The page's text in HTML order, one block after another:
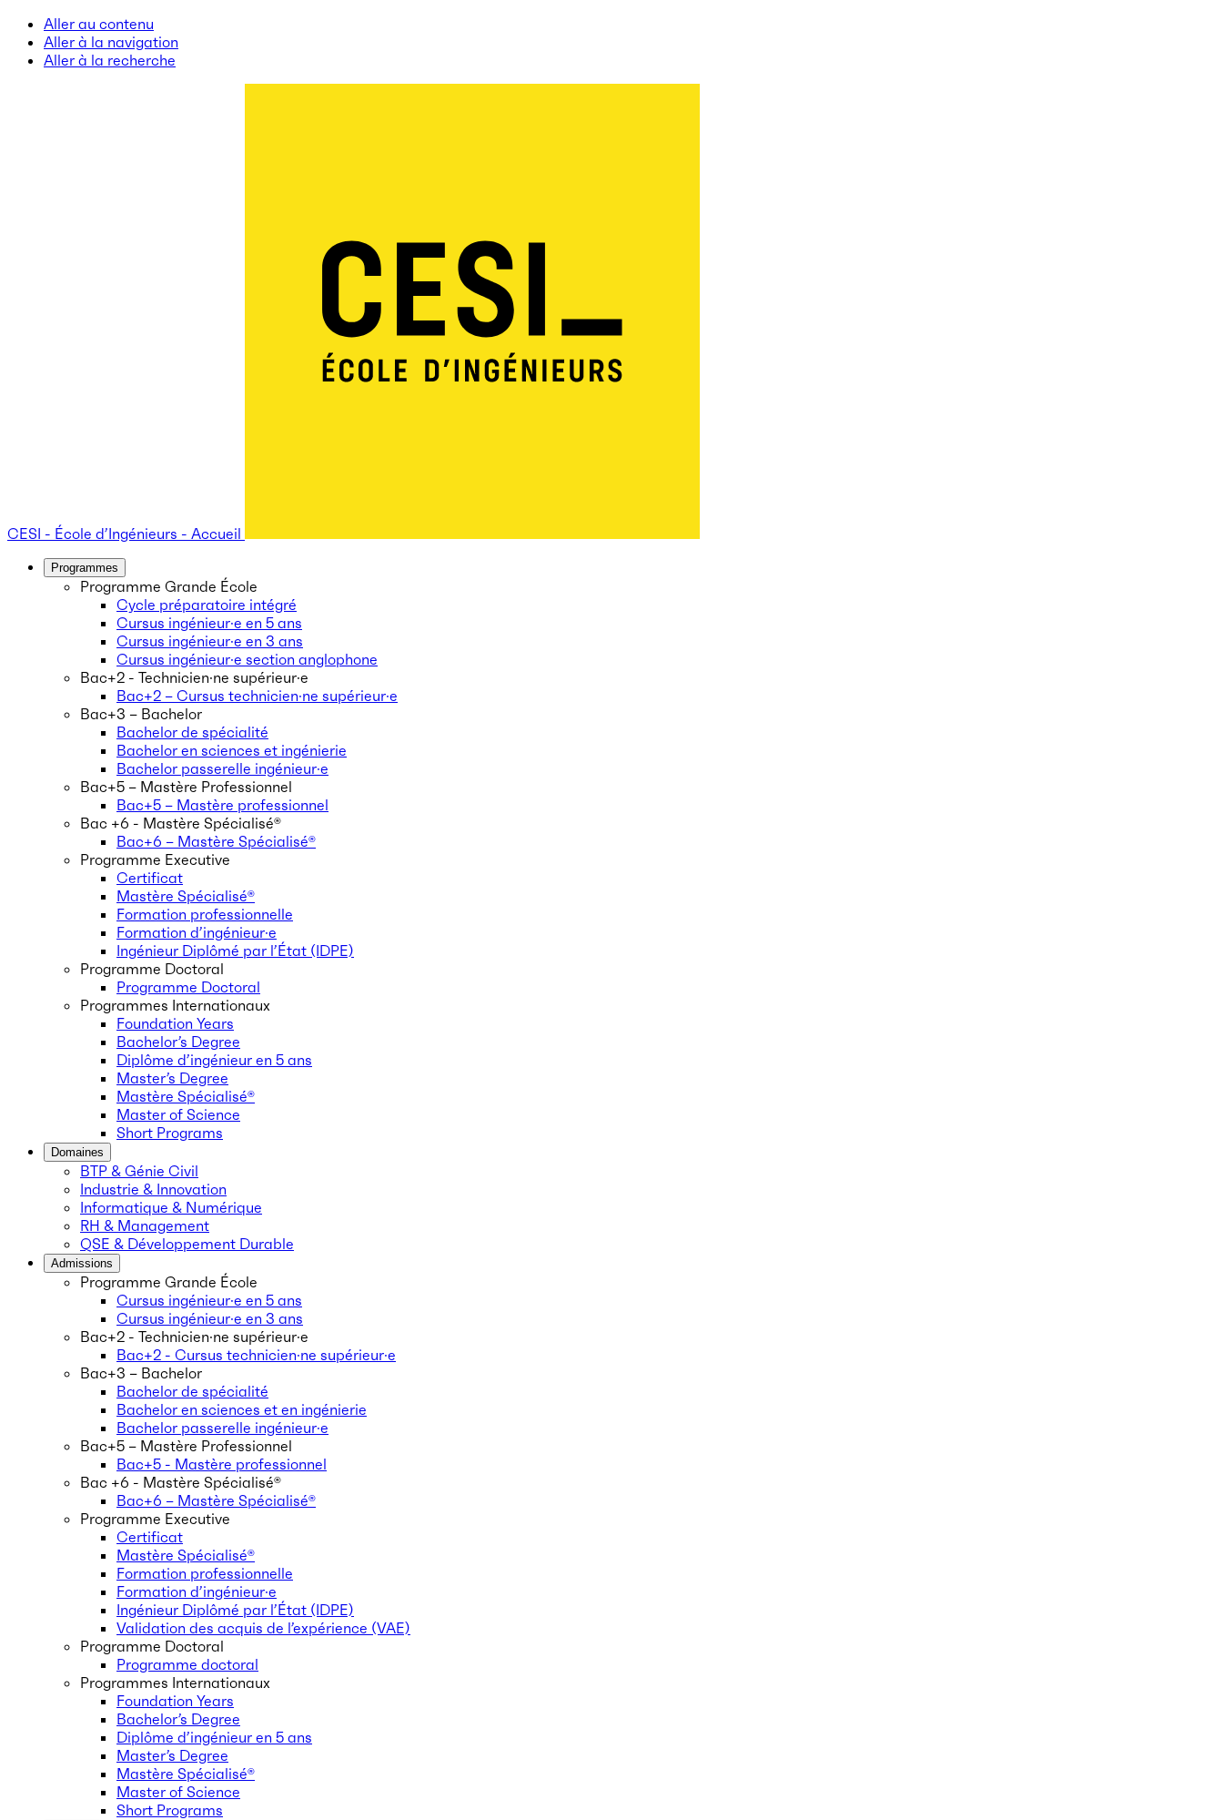
Aller au contenu
Aller à la navigation
Aller à la recherche
CESI - École d’Ingénieurs - Accueil
Programmes
Programme Grande École
Cycle préparatoire intégré
Cursus ingénieur·e en 5 ans
Cursus ingénieur·e en 3 ans
Cursus ingénieur·e section anglophone
Bac+2 - Technicien·ne supérieur·e
Bac+2 – Cursus technicien·ne supérieur·e
Bac+3 – Bachelor
Bachelor de spécialité
Bachelor en sciences et ingénierie
Bachelor passerelle ingénieur·e
Bac+5 – Mastère Professionnel
Bac+5 – Mastère professionnel
Bac +6 - Mastère Spécialisé®
Bac+6 – Mastère Spécialisé®
Programme Executive
Certificat
Mastère Spécialisé®
Formation professionnelle
Formation d’ingénieur·e
Ingénieur Diplômé par l’État (IDPE)
Programme Doctoral
Programme Doctoral
Programmes Internationaux
Foundation Years
Bachelor’s Degree
Diplôme d’ingénieur en 5 ans
Master’s Degree
Mastère Spécialisé®
Master of Science
Short Programs
Domaines
BTP & Génie Civil
Industrie & Innovation
Informatique & Numérique
RH & Management
QSE & Développement Durable
Admissions
Programme Grande École
Cursus ingénieur·e en 5 ans
Cursus ingénieur·e en 3 ans
Bac+2 - Technicien·ne supérieur·e
Bac+2 - Cursus technicien·ne supérieur·e
Bac+3 – Bachelor
Bachelor de spécialité
Bachelor en sciences et en ingénierie
Bachelor passerelle ingénieur·e
Bac+5 – Mastère Professionnel
Bac+5 - Mastère professionnel
Bac +6 - Mastère Spécialisé®
Bac+6 – Mastère Spécialisé®
Programme Executive
Certificat
Mastère Spécialisé®
Formation professionnelle
Formation d’ingénieur·e
Ingénieur Diplômé par l’État (IDPE)
Validation des acquis de l’expérience (VAE)
Programme Doctoral
Programme doctoral
Programmes Internationaux
Foundation Years
Bachelor’s Degree
Diplôme d’ingénieur en 5 ans
Master’s Degree
Mastère Spécialisé®
Master of Science
Short Programs